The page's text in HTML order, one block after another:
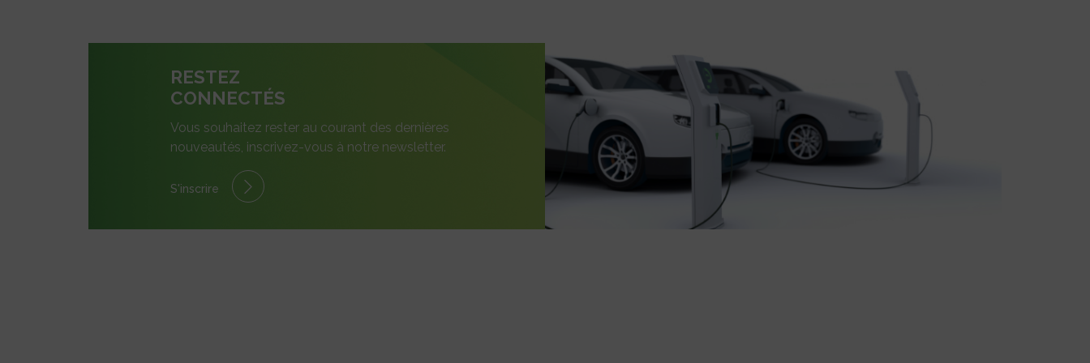
RESTEZ
CONNECTÉS
Vous souhaitez rester au courant des dernières
nouveautés, inscrivez-vous à notre newsletter.
S'inscrire